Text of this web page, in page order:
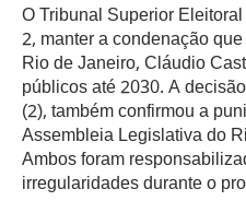
O Tribunal Superior
2, manter a condenação
Rio de Janeiro, Cláudio
públicos até 2030. A
(2), também confirmou a
Assembleia Legislativa do
Ambos foram
irregularidades durante o